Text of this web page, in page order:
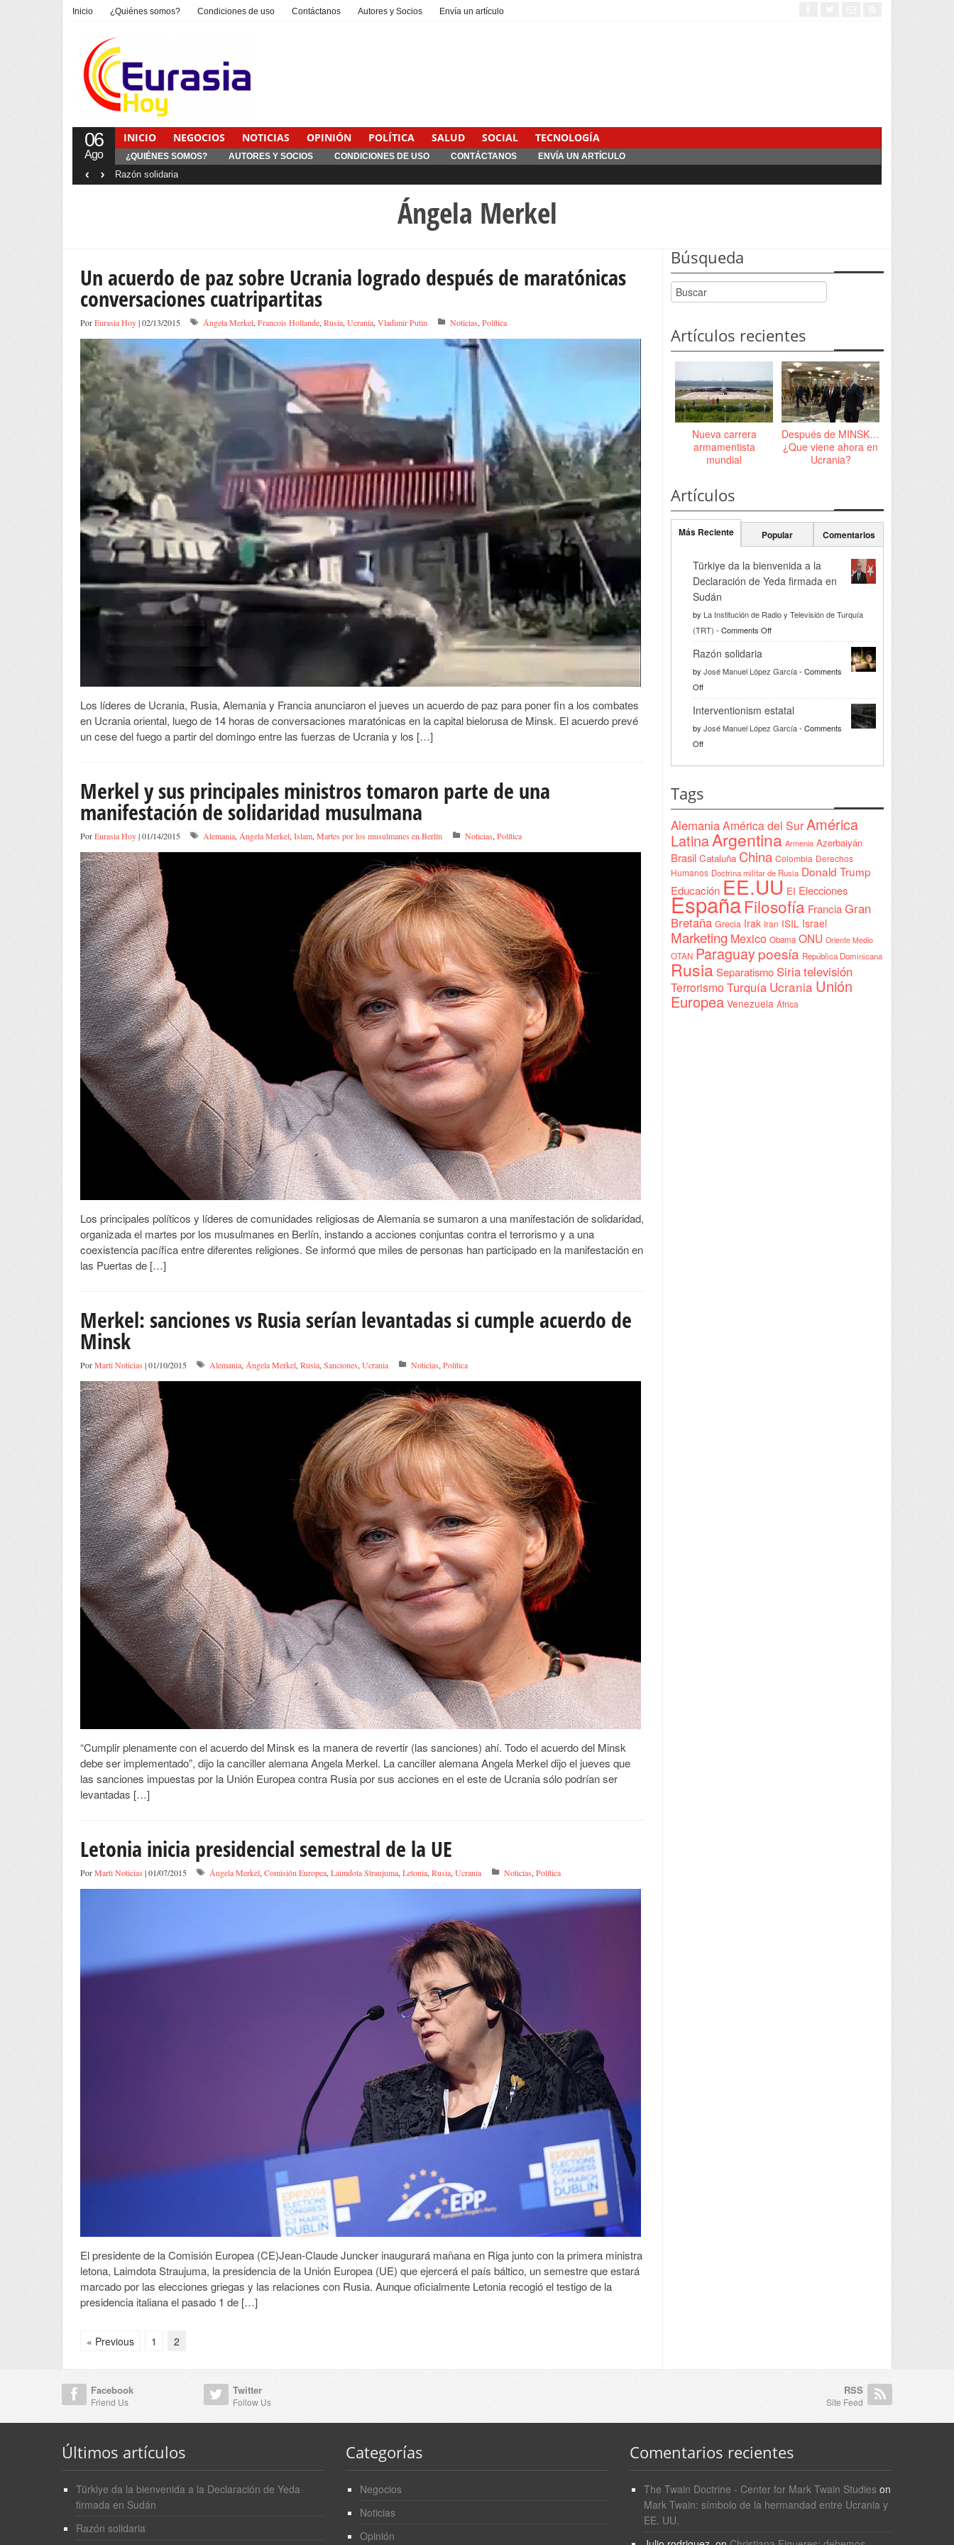
Inicio ¿Quiénes somos? Condiciones de uso Contáctanos Autores y Socios Envía un artículo
06
Ago
INICIO NEGOCIOS NOTICIAS OPINIÓN POLÍTICA SALUD SOCIAL TECNOLOGÍA
¿QUIÉNES SOMOS? AUTORES Y SOCIOS CONDICIONES DE USO CONTÁCTANOS ENVÍA UN ARTÍCULO
Interventionism estatal
‹ ›
Ángela Merkel
Un acuerdo de paz sobre Ucrania logrado después de maratónicas
conversaciones cuatripartitas
PorEurasia Hoy| 02/13/2015 Ángela Merkel, Francois Hollande, Rusia, Ucrania, Vladimir Putin Noticias, Política
Los líderes de Ucrania, Rusia, Alemania y Francia anunciaron el jueves un acuerdo de paz para poner fin a los combates
en Ucrania oriental, luego de 14 horas de conversaciones maratónicas en la capital bielorusa de Minsk. El acuerdo prevé
un cese del fuego a partir del domingo entre las fuerzas de Ucrania y los […]
Merkel y sus principales ministros tomaron parte de una
manifestación de solidaridad musulmana
PorEurasia Hoy| 01/14/2015 Alemania, Ángela Merkel, Islam, Martes por los musulmanes en Berlín Noticias, Política
Los principales políticos y líderes de comunidades religiosas de Alemania se sumaron a una manifestación de solidaridad,
organizada el martes por los musulmanes en Berlín, instando a acciones conjuntas contra el terrorismo y a una
coexistencia pacífica entre diferentes religiones. Se informó que miles de personas han participado en la manifestación en
las Puertas de […]
Merkel: sanciones vs Rusia serían levantadas si cumple acuerdo de
Minsk
PorMarti Noticias | 01/10/2015 Alemania, Ángela Merkel, Rusia, Sanciones, Ucrania Noticias, Política
“Cumplir plenamente con el acuerdo del Minsk es la manera de revertir (las sanciones) ahí. Todo el acuerdo del Minsk
debe ser implementado”, dijo la canciller alemana Angela Merkel. La canciller alemana Angela Merkel dijo el jueves que
las sanciones impuestas por la Unión Europea contra Rusia por sus acciones en el este de Ucrania sólo podrían ser
levantadas […]
Letonia inicia presidencial semestral de la UE
PorMarti Noticias | 01/07/2015 Ángela Merkel, Comisión Europea, Laimdota Straujuma, Letonia, Rusia, Ucrania Noticias, Política
El presidente de la Comisión Europea (CE)Jean-Claude Juncker inaugurará mañana en Riga junto con la primera ministra
letona, Laimdota Straujuma, la presidencia de la Unión Europea (UE) que ejercerá el país báltico, un semestre que estará
marcado por las elecciones griegas y las relaciones con Rusia. Aunque oficialmente Letonia recogió el testigo de la
presidencia italiana el pasado 1 de […]
« Previous 1 2
Búsqueda
Artículos recientes
Nueva carrera
armamentista
mundial
Después de MINSK…
¿Que viene ahora en
Ucrania?
Artículos
Más Reciente Popular Comentarios
Türkiye da la bienvenida a la
Declaración de Yeda firmada en
Sudán
by La Institución de Radio y Televisión de Turquía
(TRT) - Comments Offon
Türkiye
la
a
Yeda
Razón solidaria
by José Manuel López García- Comments
Offon
Razón
solidaria
Interventionism estatal
by José Manuel López García- Comments
Offon
Tags
AlemaniaAmérica del SurAmérica
LatinaArgentina Armenia Azerbaiyán
Brasil Cataluña China Colombia Derechos
Humanos Doctrina militar de Rusia Donald Trump
EducaciónEE.UU EI Elecciones
EspañaFilosofía FranciaGran
Bretaña Grecia Irak Iran ISIL Israel
Marketing Mexico Obama ONU Oriente Medio
OTAN Paraguaypoesía República Dominicana
RusiaSeparatismo Siriatelevisión
Terrorismo Turquía Ucrania Unión
Europea Venezuela África
Facebook
Friend Us
Twitter
Follow Us
RSS
Site Feed
Últimos artículos
Türkiye da la bienvenida a la Declaración de Yeda
firmada en Sudán
Razón solidaria
Categorías
Negocios
Noticias
Opinión
Comentarios recientes
The Twain Doctrine - Center for Mark Twain Studies on
Mark Twain: símbolo de la hermandad entre Ucrania y
EE. UU.